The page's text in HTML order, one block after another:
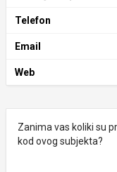
Telefon
Email
Web
Zanima vas koliki su
kod ovog subjekta?